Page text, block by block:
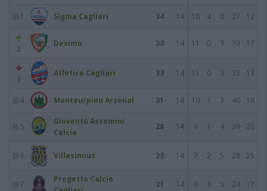
1 Sigma Cagliari 34 14 10 4 0 27 12
2
Deximu 33 14 11 0 3 33 12
3
Atletico Cagliari 33 14 11 0 3 33 13
4 Monteurpinu Arsenal 31 14 10 1 3 40 18
5
Gioventù Assemini
Calcio
28 14 9 1 4 29 20
6 Villasimius 23 14 7 2 5 28 25
7
Progetto Calcio
21 14 6 3 5 24 17